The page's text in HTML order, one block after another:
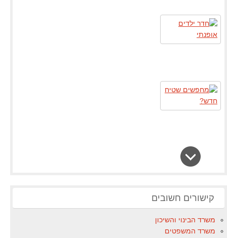
קישורים חשובים
משרד הבינוי והשיכון
משרד המשפטים